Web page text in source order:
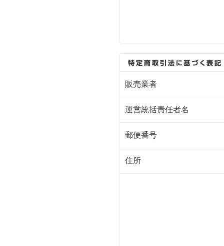
販売業者
運営統括責任者名
郵便番号
住所